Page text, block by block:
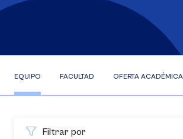
EQUIPO FACULTAD OFERTA ACADÉMICA
Filtrar por